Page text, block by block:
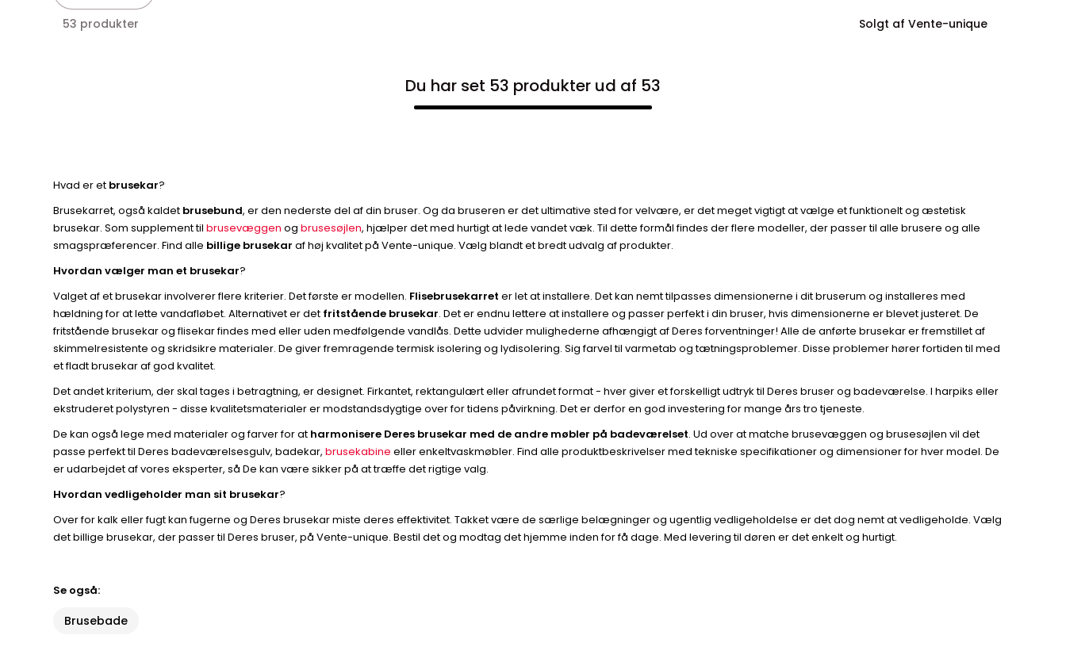
53 produkter Solgt af Vente-unique
Du har set 53 produkter ud af 53
Hvad er et brusekar?
Brusekarret, også kaldet brusebund, er den nederste del af din bruser. Og da bruseren er det ultimative sted for velvære, er det meget vigtigt at vælge et funktionelt og æstetisk
brusekar. Som supplement tilbrusevæggen ogbrusesøjlen, hjælper det med hurtigt at lede vandet væk. Til dette formål findes der flere modeller, der passer til alle brusere og alle
smagspræferencer. Find alle billige brusekar af høj kvalitet på Vente-unique. Vælg blandt et bredt udvalg af produkter.
Hvordan vælger man et brusekar?
Valget af et brusekar involverer flere kriterier. Det første er modellen. Flisebrusekarret er let at installere. Det kan nemt tilpasses dimensionerne i dit bruserum og installeres med
hældning for at lette vandafløbet. Alternativet er det fritstående brusekar. Det er endnu lettere at installere og passer perfekt i din bruser, hvis dimensionerne er blevet justeret. De
fritstående brusekar og flisekar findes med eller uden medfølgende vandlås. Dette udvider mulighederne afhængigt af Deres forventninger! Alle de anførte brusekar er fremstillet af
skimmelresistente og skridsikre materialer. De giver fremragende termisk isolering og lydisolering. Sig farvel til varmetab og tætningsproblemer. Disse problemer hører fortiden til med
et fladt brusekar af god kvalitet.
Det andet kriterium, der skal tages i betragtning, er designet. Firkantet, rektangulært eller afrundet format - hver giver et forskelligt udtryk til Deres bruser og badeværelse. I harpiks eller
ekstruderet polystyren - disse kvalitetsmaterialer er modstandsdygtige over for tidens påvirkning. Det er derfor en god investering for mange års tro tjeneste.
De kan også lege med materialer og farver for at harmonisere Deres brusekar med de andre møbler på badeværelset. Ud over at matche brusevæggen og brusesøjlen vil det
passe perfekt til Deres badeværelsesgulv, badekar,brusekabine eller enkeltvaskmøbler. Find alle produktbeskrivelser med tekniske specifikationer og dimensioner for hver model. De
er udarbejdet af vores eksperter, så De kan være sikker på at træffe det rigtige valg.
Hvordan vedligeholder man sit brusekar?
Over for kalk eller fugt kan fugerne og Deres brusekar miste deres effektivitet. Takket være de særlige belægninger og ugentlig vedligeholdelse er det dog nemt at vedligeholde. Vælg
det billige brusekar, der passer til Deres bruser, på Vente-unique. Bestil det og modtag det hjemme inden for få dage. Med levering til døren er det enkelt og hurtigt.
Se også:
Brusebade